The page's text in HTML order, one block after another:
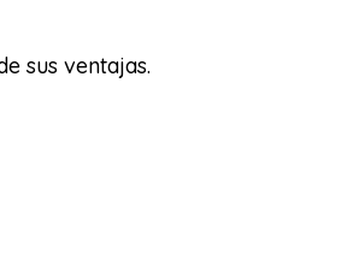
sus ventajas.